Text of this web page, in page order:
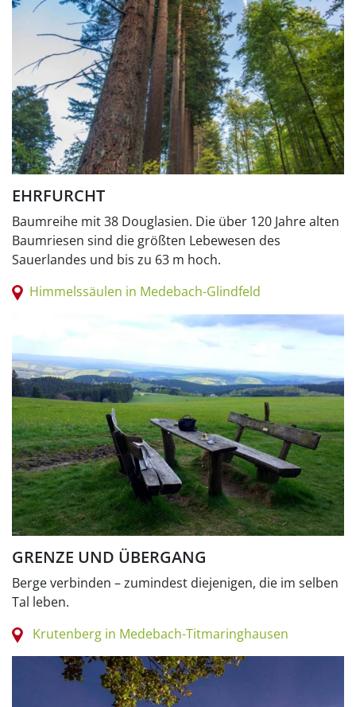
EHRFURCHT
Baumreihe mit 38 Douglasien. Die über 120 Jahre alten
Baumriesen sind die größten Lebewesen des
Sauerlandes und bis zu 63 m hoch.
Himmelssäulen in Medebach-Glindfeld
GRENZE UND ÜBERGANG
Berge verbinden – zumindest diejenigen, die im selben
Tal leben.
Krutenberg in Medebach-Titmaringhausen